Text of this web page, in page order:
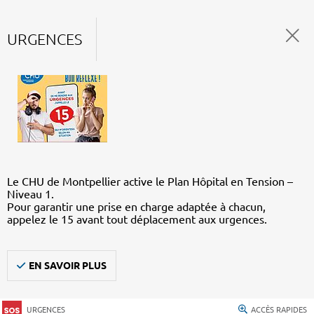
URGENCES
Le CHU de Montpellier active le Plan Hôpital en Tension –
Niveau 1.
Pour garantir une prise en charge adaptée à chacun,
appelez le 15 avant tout déplacement aux urgences.
EN SAVOIR PLUS
URGENCES ACCÈS RAPIDES